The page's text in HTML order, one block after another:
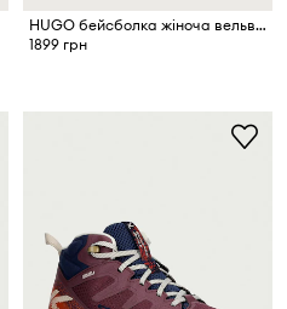
HUGO бейсболка жіноча вельветова Angye-CO
1899 грн